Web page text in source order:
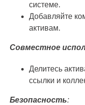
системе.
Добавляйте
активам.
Совместное
Делитесь
ссылки и
Безопасность: